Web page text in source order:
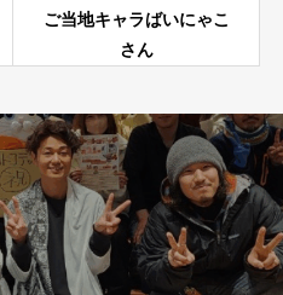
ご当地キャラばいにゃこ
さん